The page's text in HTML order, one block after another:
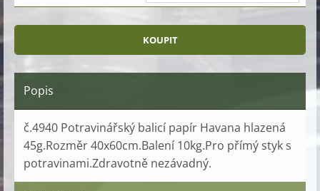
Popis
č.4940 Potravinářský balicí papír Havana hlazená
45g.Rozměr 40x60cm.Balení 10kg.Pro přímý styk s
potravinami.Zdravotně nezávadný.